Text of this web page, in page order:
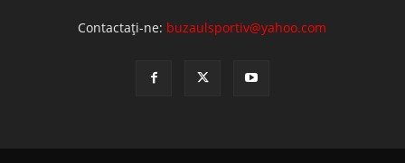
Contactați-ne: buzaulsportiv@yahoo.com